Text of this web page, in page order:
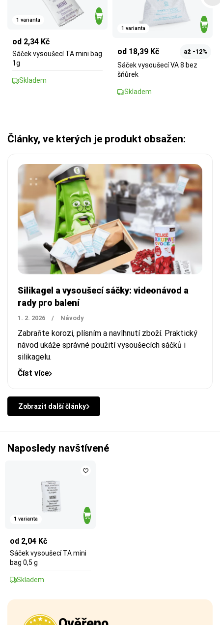
1 varianta
od 2,34 Kč
Sáček vysoušecí TA mini bag
1g
Skladem
1 varianta
od 18,39 Kč až -12%
Sáček vysoušecí VA 8 bez
šňůrek
Skladem
Články, ve kterých je produkt obsažen:
Silikagel a vysoušecí sáčky: videonávod a
rady pro balení
1. 2. 2026 / Návody
Zabraňte korozi, plísním a navlhnutí zboží. Praktický
návod ukáže správné použití vysoušecích sáčků i
silikagelu.
Číst více
Zobrazit další články
Naposledy navštívené
1 varianta
od 2,04 Kč
Sáček vysoušecí TA mini
bag 0,5 g
Skladem